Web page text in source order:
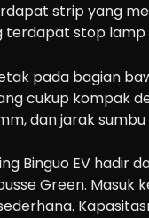
strip yang
terdapat stop
pada bagian
cukup kompak
dan jarak
Binguo EV hadir
Green. Masuk